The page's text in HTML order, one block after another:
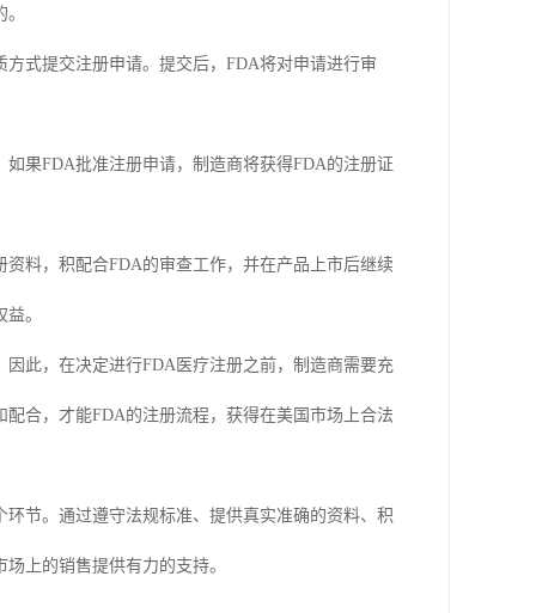
式提交注册申请。提交后，FDA将对申请进行审
果FDA批准注册申请，制造商将获得FDA的注册证
料，积配合FDA的审查工作，并在产品上市后继续
。
此，在决定进行FDA医疗注册之前，制造商需要充
合，才能FDA的注册流程，获得在美国市场上合法
节。通过遵守法规标准、提供真实准确的资料、积
上的销售提供有力的支持。